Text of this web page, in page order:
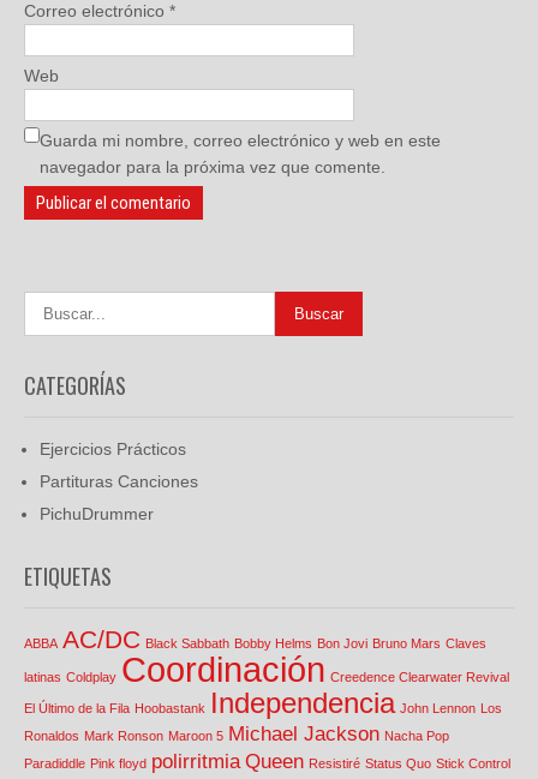
Correo electrónico *
Web
Guarda mi nombre, correo electrónico y web en este
navegador para la próxima vez que comente.
CATEGORÍAS
Ejercicios Prácticos
Partituras Canciones
PichuDrummer
ETIQUETAS
ABBA AC/DC Black Sabbath Bobby Helms Bon Jovi Bruno Mars Claves
latinas Coldplay Coordinación Creedence Clearwater Revival
El Último de la Fila Hoobastank Independencia John Lennon Los
Ronaldos Mark Ronson Maroon 5 Michael Jackson Nacha Pop
Paradiddle Pink floyd polirritmia Queen Resistiré Status Quo Stick Control